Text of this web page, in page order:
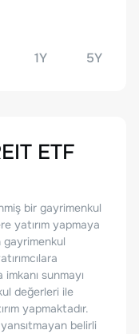
1Y 5Y
ETF
bir gayrimenkul
yatırım yapmaya
gayrimenkul
sunmayı
değerleri ile
yapmaktadır.
belirli